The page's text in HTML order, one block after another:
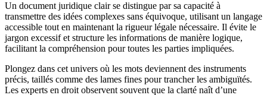
Un document juridique clair se distingue par sa capacité à
transmettre des idées complexes sans équivoque, utilisant un langage
accessible tout en maintenant la rigueur légale nécessaire. Il évite le
jargon excessif et structure les informations de manière logique,
facilitant la compréhension pour toutes les parties impliquées.
Plongez dans cet univers où les mots deviennent des instruments
précis, taillés comme des lames fines pour trancher les ambiguïtés.
Les experts en droit observent souvent que la clarté naît d’une